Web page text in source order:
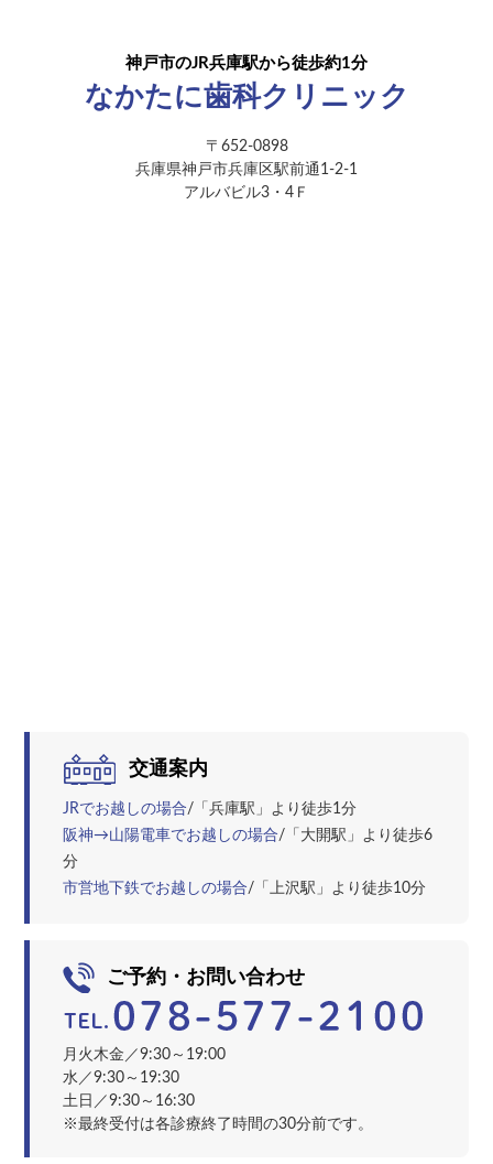
神戸市のJR兵庫駅から徒歩約1分
なかたに歯科クリニック
〒652-0898
兵庫県神戸市兵庫区駅前通1-2-1
アルバビル3・4Ｆ
交通案内
JRでお越しの場合/「兵庫駅」より徒歩1分
阪神→山陽電車でお越しの場合/「大開駅」より徒歩6
分
市営地下鉄でお越しの場合/「上沢駅」より徒歩10分
ご予約・お問い合わせ
月火木金／9:30～19:00
水／9:30～19:30
土日／9:30～16:30
※最終受付は各診療終了時間の30分前です。